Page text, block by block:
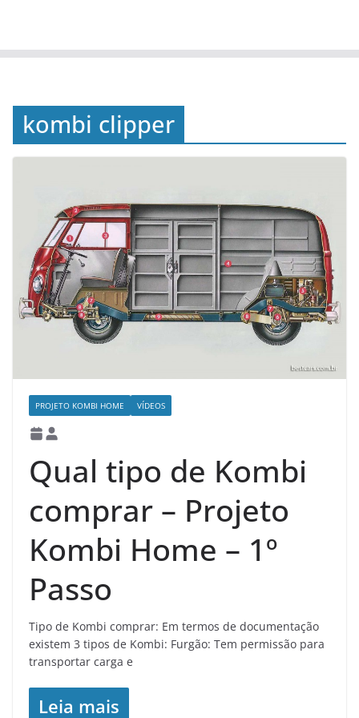
kombi clipper
PROJETO KOMBI HOME VÍDEOS
Qual tipo de Kombi
comprar – Projeto
Kombi Home – 1º
Passo
Tipo de Kombi comprar: Em termos de documentação
existem 3 tipos de Kombi: Furgão: Tem permissão para
transportar carga e
Leia mais